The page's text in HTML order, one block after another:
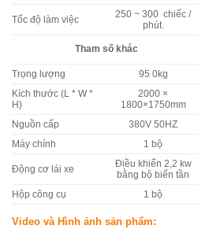
Tốc độ làm việc
250 ~ 300 chiếc /
phút.
Tham số khác
Trọng lượng 95 0kg
Kích thước (L * W *
H)
2000 ×
1800×1750mm
Nguồn cấp 380V 50HZ
Máy chính 1 bộ
Động cơ lái xe
Điều khiển 2,2 kw
bằng bộ biến tần
Hộp công cụ 1 bộ
Video và Hình ảnh sản phẩm: